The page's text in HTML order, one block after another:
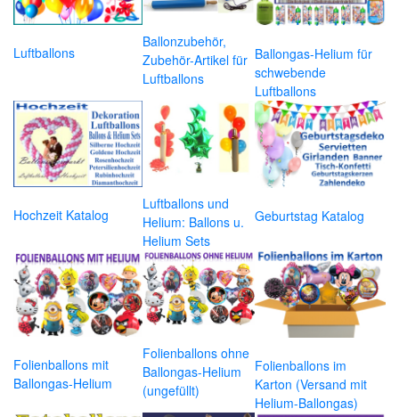
Luftballons
Ballonzubehör,
Zubehör-Artikel für
Luftballons
Ballongas-Helium für
schwebende
Luftballons
Hochzeit Katalog
Luftballons und
Helium: Ballons u.
Helium Sets
Geburtstag Katalog
Folienballons mit
Ballongas-Helium
Folienballons ohne
Ballongas-Helium
(ungefüllt)
Folienballons im
Karton (Versand mit
Helium-Ballongas)